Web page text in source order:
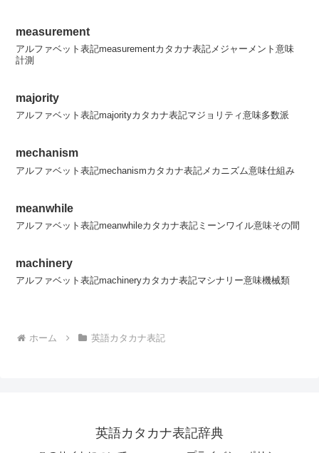
measurement
アルファベット表記measurementカタカナ表記メジャーメント意味
計測
majority
アルファベット表記majorityカタカナ表記マジョリティ意味多数派
mechanism
アルファベット表記mechanismカタカナ表記メカニズム意味仕組み
meanwhile
アルファベット表記meanwhileカタカナ表記ミーンワイル意味その間
machinery
アルファベット表記machineryカタカナ表記マシナリー意味機械類
ホーム 英語カタカナ表記
英語カタカナ表記辞典